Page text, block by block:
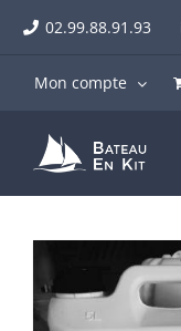
Passer
contenu
02.99.88.91.93
Mon compte